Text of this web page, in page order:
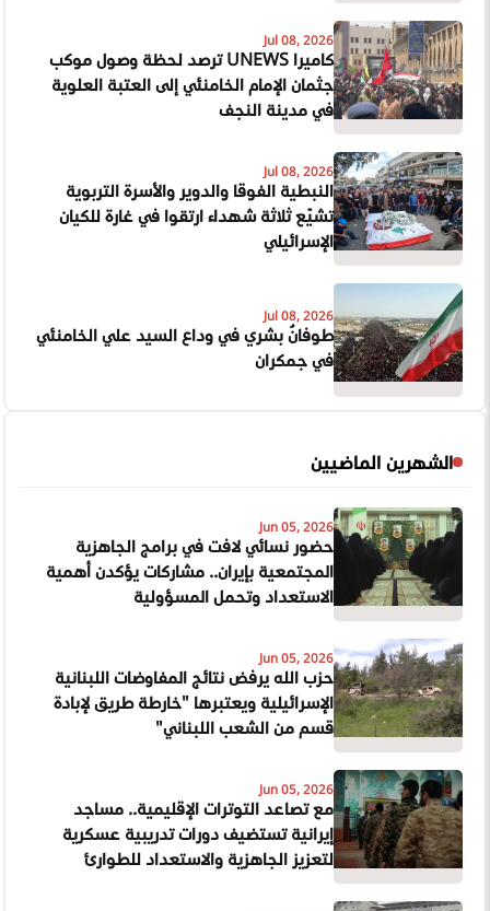
Jul 08, 2026
كاميرا UNEWS ترصد لحظة وصول موكب
جثمان الإمام الخامنئي إلى العتبة العلوية
في مدينة النجف
Jul 08, 2026
النبطية الفوقا والدوير والأسرة التربوية
تشيّع ثلاثة شهداء ارتقوا في غارة للكيان
الإسرائيلي
Jul 08, 2026
طوفانٌ بشري في وداع السيد علي الخامنئي
في جمكران
الشهرين الماضيين
Jun 05, 2026
حضور نسائي لافت في برامج الجاهزية
المجتمعية بإيران.. مشاركات يؤكدن أهمية
الاستعداد وتحمل المسؤولية
Jun 05, 2026
حزب الله يرفض نتائج المفاوضات اللبنانية
الإسرائيلية ويعتبرها "خارطة طريق لإبادة
قسم من الشعب اللبناني"
Jun 05, 2026
مع تصاعد التوترات الإقليمية.. مساجد
إيرانية تستضيف دورات تدريبية عسكرية
لتعزيز الجاهزية والاستعداد للطوارئ